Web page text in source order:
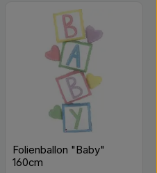
gestalteten Blumen –
perfekt für feierliche
Glückwünsche mit einer
femininen und festlichen
Note. Schwebedauer mit
Helium ca. eine Woche.
Material: Folie Farbe:
Schwarz, Gold, Rosa
Größe: ca. 98 x 73 cm
(unaufgepustet) Befüllung:
Folienballon "Baby"
160cm